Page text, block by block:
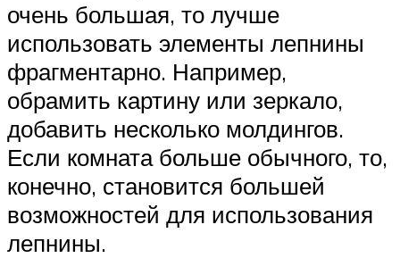
очень большая, то лучше
использовать элементы лепнины
фрагментарно. Например,
обрамить картину или зеркало,
добавить несколько молдингов.
Если комната больше обычного, то,
конечно, становится большей
возможностей для использования
лепнины.